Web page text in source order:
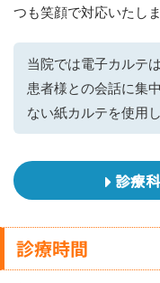
つも笑顔で対応いたしま
当院では電子カルテ
患者様との会話に集
ない紙カルテを使用
診療
診療時間